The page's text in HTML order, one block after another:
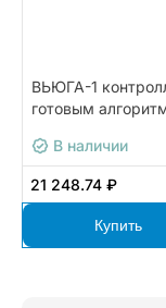
ВЬЮГА-1
готовым
одноконтурным
ВЬЮГА-1.230
В наличии
21 248.74 ₽
Купить